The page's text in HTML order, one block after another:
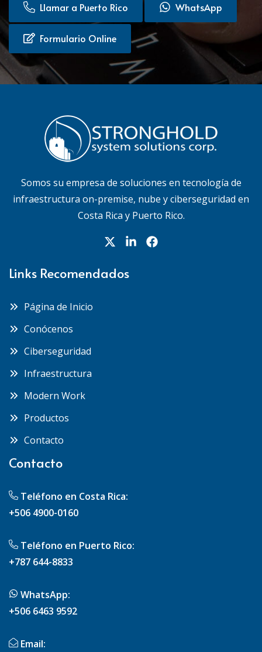
Llamar a Puerto Rico WhatsApp
Formulario Online
Somos su empresa de soluciones en tecnología de
infraestructura on-premise, nube y ciberseguridad en
Costa Rica y Puerto Rico.
Links Recomendados
Página de Inicio
Conócenos
Ciberseguridad
Infraestructura
Modern Work
Productos
Contacto
Contacto
Teléfono en Costa Rica:
+506 4900-0160
Teléfono en Puerto Rico:
+787 644-8833
WhatsApp:
+506 6463 9592
Email: